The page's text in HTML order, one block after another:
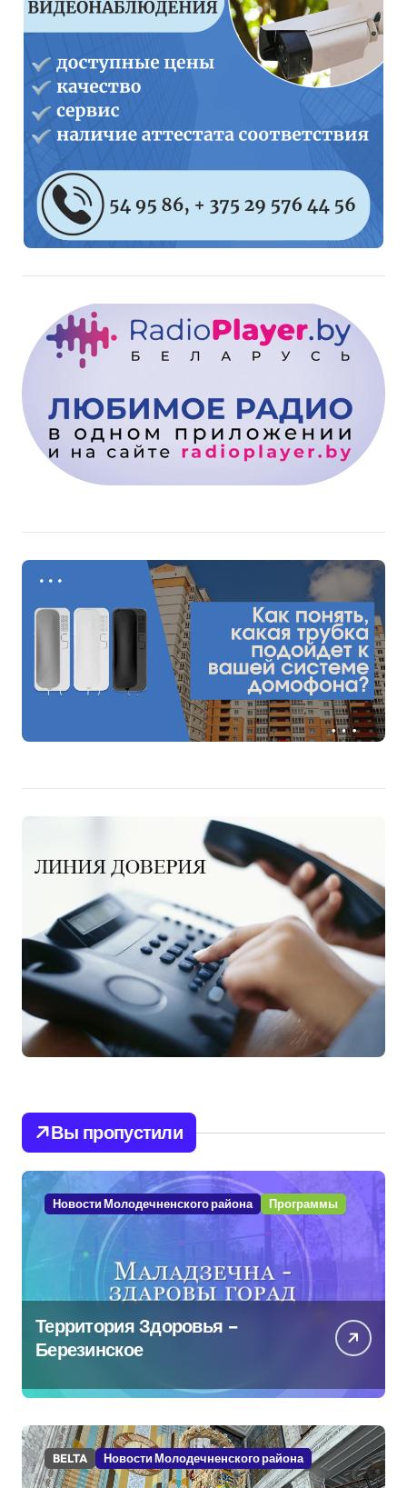
Вы пропустили
Новости Молодечненского района Программы
Территория Здоровья –
Березинское
BELTA Новости Молодечненского района